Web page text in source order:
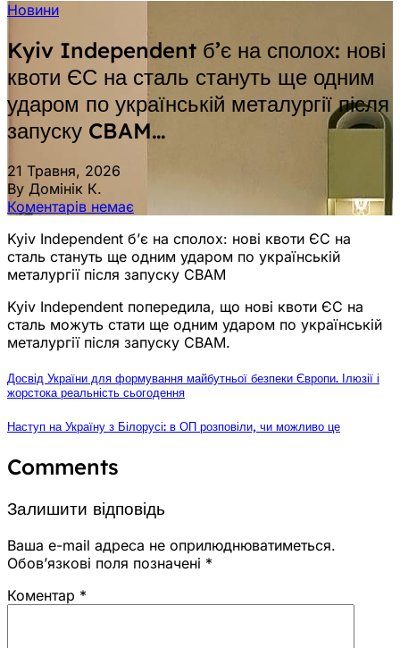
Новини
Kyiv Independent б’є на сполох: нові
квоти ЄС на сталь стануть ще одним
ударом по українській металургії після
запуску CBAM…
21 Травня, 2026
By Домінік К.
Коментарів немає
Kyiv Independent б’є на сполох: нові квоти ЄС на
сталь стануть ще одним ударом по українській
металургії після запуску CBAM
Kyiv Independent попередила, що нові квоти ЄС на
сталь можуть стати ще одним ударом по українській
металургії після запуску CBAM.
Досвід України для формування майбутньої безпеки Європи. Ілюзії і
жорстока реальність сьогодення
Наступ на Україну з Білорусі: в ОП розповіли, чи можливо це
Comments
Залишити відповідь
Ваша e-mail адреса не оприлюднюватиметься.
Обов’язкові поля позначені *
Коментар *